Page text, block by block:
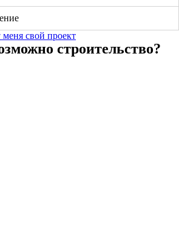
свой проект
строительство?